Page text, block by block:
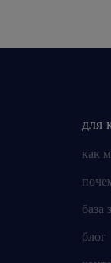
для
как
база
блог